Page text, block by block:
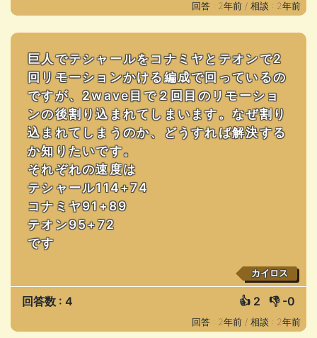
回答 : 2年前 / 相談 : 2年前
巨人でテシャールをコナミヤとテオンで2
回リモーションかける編成で回っているの
ですが、2wave目で２回目のリモーショ
ンの後割り込まれてしまいます。なぜ割り
込まれてしまうのか、どうすれば解決する
か知りたいです。
それぞれの速度は
テシャール114+74
コナミヤ91+89
テオン95+72
です
カイロス
回答数 : 4 👍 2 👎 -0
回答 : 2年前 / 相談 : 2年前